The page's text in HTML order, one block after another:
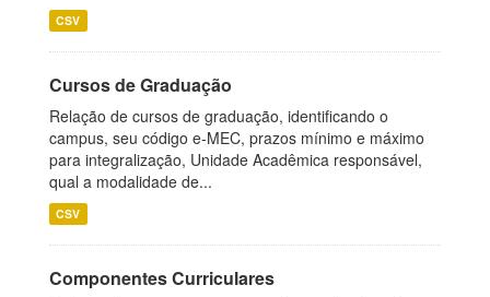
CSV
Cursos de Graduação
Relação de cursos de graduação, identificando o
campus, seu código e-MEC, prazos mínimo e máximo
para integralização, Unidade Acadêmica responsável,
qual a modalidade de...
CSV
Componentes Curriculares